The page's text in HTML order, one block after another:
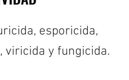
esporicida,
viricida y fungicida.